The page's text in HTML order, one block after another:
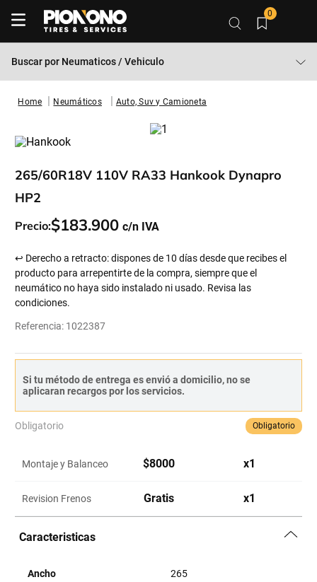
0
Buscar por Neumaticos / Vehiculo
Neumáticos Auto, Suv y Camioneta
265/60R18V 110V RA33 Hankook Dynapro
HP2
Precio:$183.900
↩ Derecho a retracto: dispones de 10 días desde que recibes el
producto para arrepentirte de la compra, siempre que el
neumático no haya sido instalado ni usado. Revisa las
condiciones.
Referencia: 1022387
Si tu método de entrega es envió a domicilio, no se
aplicaran recargos por los servicios.
Obligatorio Obligatorio
Montaje y Balanceo $8000 x1
Revision Frenos Gratis x1
Caracteristicas
Ancho 265